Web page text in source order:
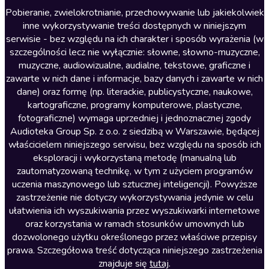
Literatura anglojęzyczna
Literatura faktu
Literatura obyczajowa
Literatura piękna obca
Literatura piękna polska
Nagrania relaksacyjne
Nauka języków
Nauki humanistyczne
Podcasty i audycje
Polityka
Prasa
Religia
Romans
Pobieranie, zwielokrotnianie, przechowywanie lub jakiekolwiek
inne wykorzystywanie treści dostępnych w niniejszym
serwisie - bez względu na ich charakter i sposób wyrażenia (w
szczególności lecz nie wyłącznie: słowne, słowno-muzyczne,
muzyczne, audiowizualne, audialne, tekstowe, graficzne i
zawarte w nich dane i informacje, bazy danych i zawarte w nich
dane) oraz formę (np. literackie, publicystyczne, naukowe,
kartograficzne, programy komputerowe, plastyczne,
fotograficzne) wymaga uprzedniej i jednoznacznej zgody
Audioteka Group Sp. z o.o. z siedzibą w Warszawie, będącej
właścicielem niniejszego serwisu, bez względu na sposób ich
eksploracji i wykorzystaną metodę (manualną lub
zautomatyzowaną technikę, w tym z użyciem programów
uczenia maszynowego lub sztucznej inteligencji). Powyższe
zastrzeżenie nie dotyczy wykorzystywania jedynie w celu
ułatwienia ich wyszukiwania przez wyszukiwarki internetowe
oraz korzystania w ramach stosunków umownych lub
dozwolonego użytku określonego przez właściwe przepisy
prawa. Szczegółowa treść dotycząca niniejszego zastrzeżenia
znajduje się tutaj.